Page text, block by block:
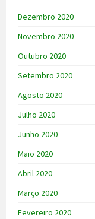
Dezembro 2020
Novembro 2020
Outubro 2020
Setembro 2020
Agosto 2020
Julho 2020
Junho 2020
Maio 2020
Abril 2020
Março 2020
Fevereiro 2020